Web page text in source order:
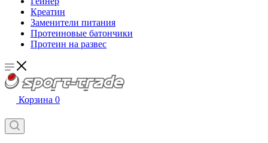
Креатин
Заменители питания
Протеиновые батончики
Протеин на развес
Корзина 0